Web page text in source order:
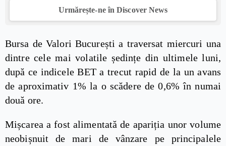
Urmărește-ne în Discover News
Bursa de Valori București a traversat miercuri una
dintre cele mai volatile ședințe din ultimele luni,
după ce indicele BET a trecut rapid de la un avans
de aproximativ 1% la o scădere de 0,6% în numai
două ore.
Mișcarea a fost alimentată de apariția unor volume
neobișnuit de mari de vânzare pe principalele